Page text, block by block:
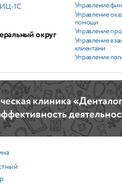
1С
округ
Управление
Управление
помощи
Управление
Управление
клиентами
Управление
клиника